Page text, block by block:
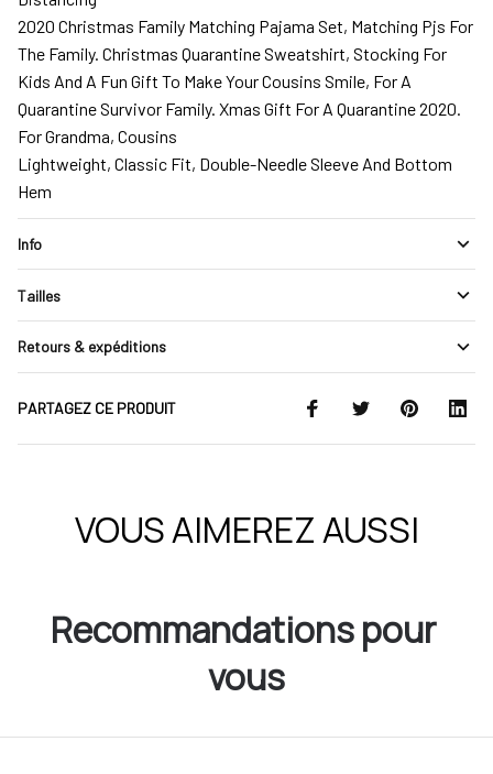
2020 Christmas Family Matching Pajama Set, Matching Pjs For
The Family. Christmas Quarantine Sweatshirt, Stocking For
Kids And A Fun Gift To Make Your Cousins Smile, For A
Quarantine Survivor Family. Xmas Gift For A Quarantine 2020.
For Grandma, Cousins
Lightweight, Classic Fit, Double-Needle Sleeve And Bottom
Hem
Info
Tailles
Retours & expéditions
PARTAGEZ CE PRODUIT
VOUS AIMEREZ AUSSI
Recommandations pour
vous